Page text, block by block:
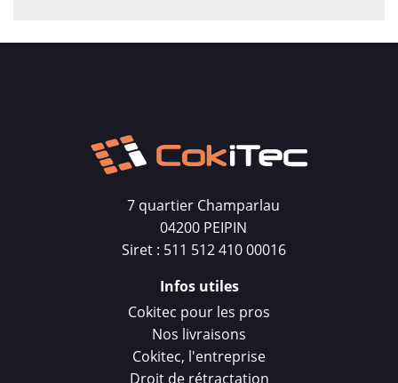
7 quartier Champarlau
04200 PEIPIN
Siret : 511 512 410 00016
Infos utiles
Cokitec pour les pros
Nos livraisons
Cokitec, l'entreprise
Droit de rétractation